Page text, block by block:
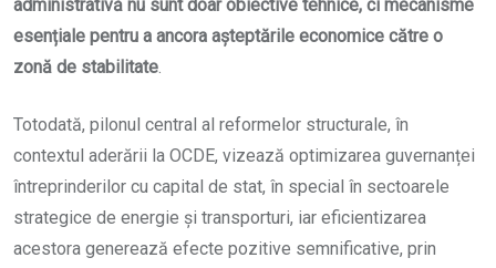
administrativă nu sunt doar obiective tehnice, ci mecanisme
esențiale pentru a ancora așteptările economice către o
zonă de stabilitate.
Totodată, pilonul central al reformelor structurale, în
contextul aderării la OCDE, vizează optimizarea guvernanței
întreprinderilor cu capital de stat, în special în sectoarele
strategice de energie și transporturi, iar eficientizarea
acestora generează efecte pozitive semnificative, prin